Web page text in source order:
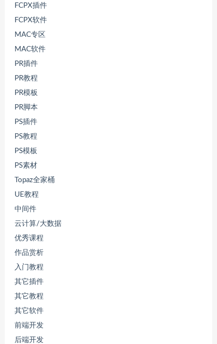
FCPX插件
FCPX软件
MAC专区
MAC软件
PR插件
PR教程
PR模板
PR脚本
PS插件
PS教程
PS模板
PS素材
Topaz全家桶
UE教程
中间件
云计算/大数据
优秀课程
作品赏析
入门教程
其它插件
其它教程
其它软件
前端开发
后端开发